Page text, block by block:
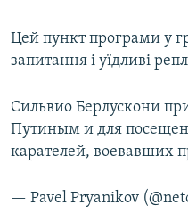
Цей пункт програми у
запитання і уїдливі
Сильвио Берлускони
Путиным и для
карателей, воевавших
— Pavel Pryanikov